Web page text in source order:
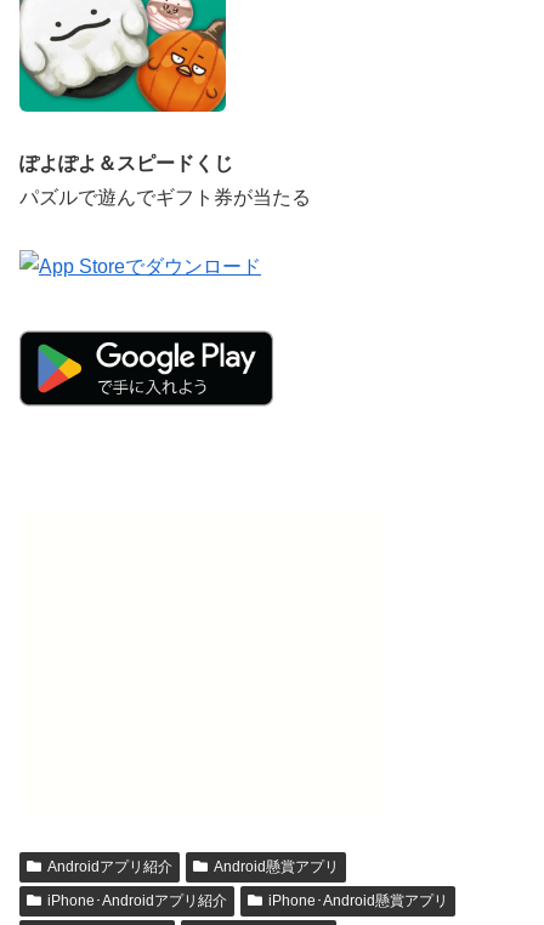
ぽよぽよ＆スピードくじ
パズルで遊んでギフト券が当たる
Androidアプリ紹介
Android懸賞アプリ
iPhone･Androidアプリ紹介
iPhone･Android懸賞アプリ